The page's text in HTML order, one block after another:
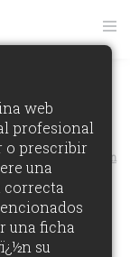
de la Ediciï¿½n
web
profesional
o prescribir
una
correcta
una ficha
su